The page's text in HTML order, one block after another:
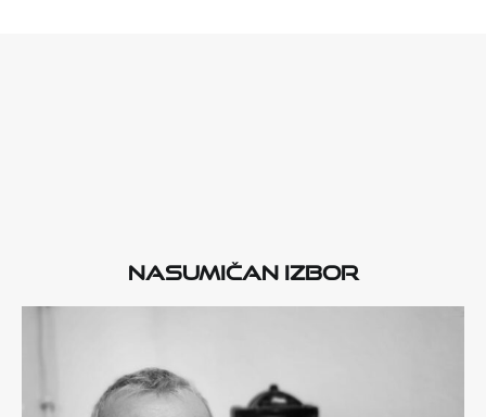
Nasumičan izbor